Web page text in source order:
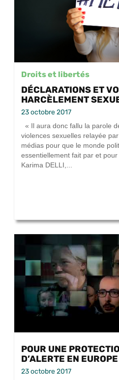
Droits et libertés
DÉCLARATIONS ET
HARCÈLEMENT
23 octobre 2017
« Il aura donc fallu la parole
violences sexuelles relayée
médias pour que le monde
essentiellement fait par et
Karima DELLI,...
POUR UNE
D’ALERTE EN EUROPE
23 octobre 2017